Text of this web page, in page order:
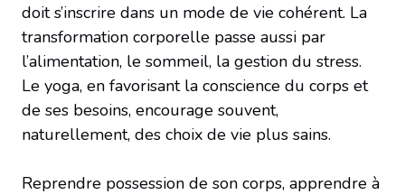
doit s’inscrire dans un mode de vie cohérent. La
transformation corporelle passe aussi par
l’alimentation, le sommeil, la gestion du stress.
Le yoga, en favorisant la conscience du corps et
de ses besoins, encourage souvent,
naturellement, des choix de vie plus sains.
Reprendre possession de son corps, apprendre à